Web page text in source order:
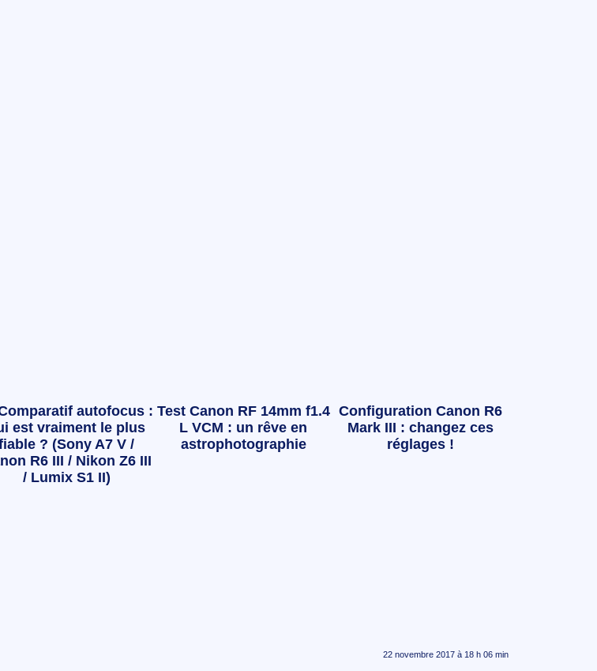
autofocus :
est vraiment le plus
? (Sony A7 V /
R6 III / Nikon Z6 III
/ Lumix S1 II)
Test Canon RF 14mm f1.4
L VCM : un rêve en
astrophotographie
Configuration Canon R6
Mark III : changez ces
réglages !
22 novembre 2017 à 18 h 06 min